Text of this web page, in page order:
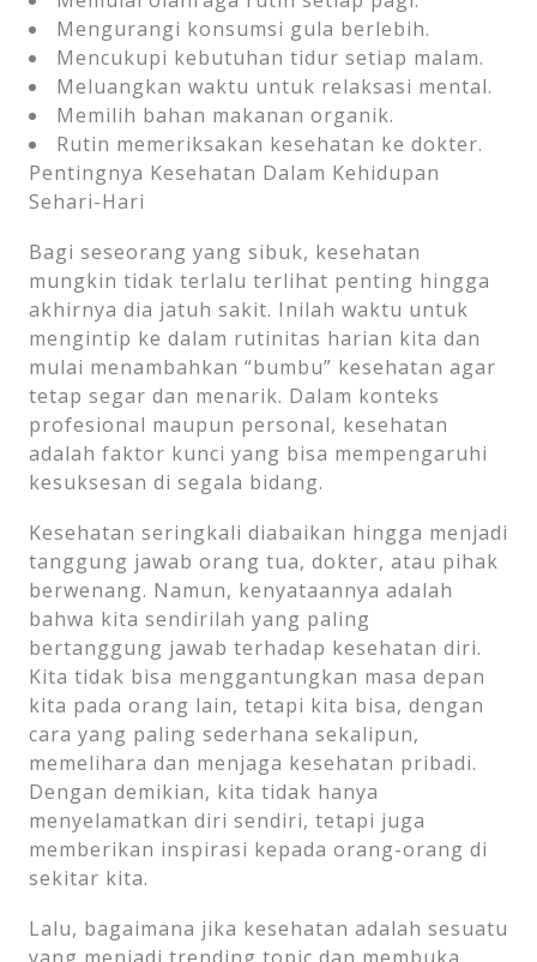
Mengurangi konsumsi gula berlebih.
Mencukupi kebutuhan tidur setiap malam.
Meluangkan waktu untuk relaksasi mental.
Memilih bahan makanan organik.
Rutin memeriksakan kesehatan ke dokter.
Pentingnya Kesehatan Dalam Kehidupan
Sehari-Hari
Bagi seseorang yang sibuk, kesehatan
mungkin tidak terlalu terlihat penting hingga
akhirnya dia jatuh sakit. Inilah waktu untuk
mengintip ke dalam rutinitas harian kita dan
mulai menambahkan “bumbu” kesehatan agar
tetap segar dan menarik. Dalam konteks
profesional maupun personal, kesehatan
adalah faktor kunci yang bisa mempengaruhi
kesuksesan di segala bidang.
Kesehatan seringkali diabaikan hingga menjadi
tanggung jawab orang tua, dokter, atau pihak
berwenang. Namun, kenyataannya adalah
bahwa kita sendirilah yang paling
bertanggung jawab terhadap kesehatan diri.
Kita tidak bisa menggantungkan masa depan
kita pada orang lain, tetapi kita bisa, dengan
cara yang paling sederhana sekalipun,
memelihara dan menjaga kesehatan pribadi.
Dengan demikian, kita tidak hanya
menyelamatkan diri sendiri, tetapi juga
memberikan inspirasi kepada orang-orang di
sekitar kita.
Lalu, bagaimana jika kesehatan adalah sesuatu